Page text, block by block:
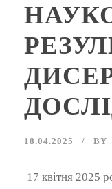
18.04.2025 BY
17 квітня 2025